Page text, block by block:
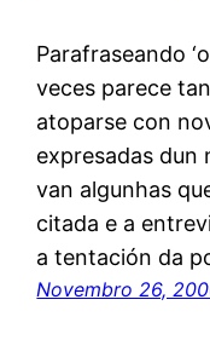
Parafraseando
veces parece
atoparse con
expresadas dun
van algunhas
citada e a
a tentación da
Novembro 26,